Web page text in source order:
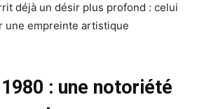
déjà un désir plus profond : celui
une empreinte artistique
: une notoriété